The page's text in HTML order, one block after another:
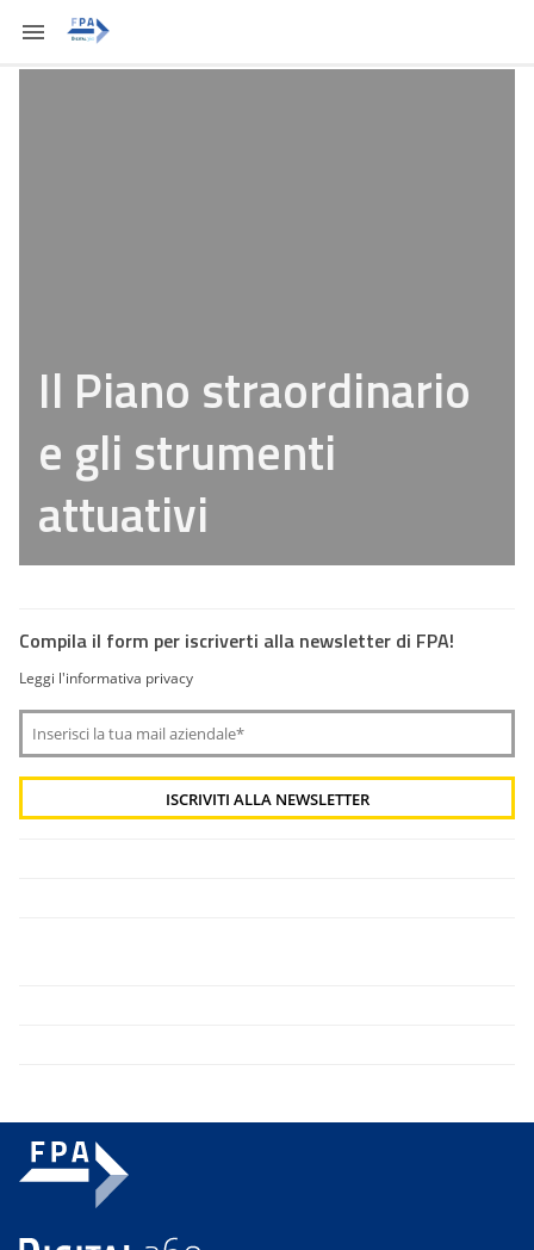
Il Piano straordinario
e gli strumenti
attuativi
Compila il form per iscriverti alla newsletter di FPA!
Leggi l'informativa privacy